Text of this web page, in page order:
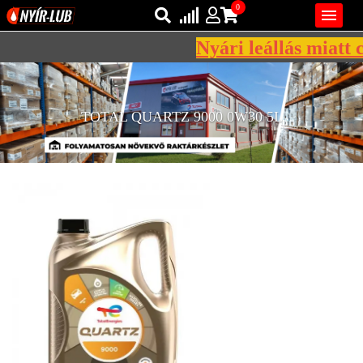
REGISZTRÁCIÓ
KENŐANYAGOK
MÁRKÁK
NORMÁK
VISZKOZITÁSOK
ADALÉKOK

Bejelentkezés
Regisztráció
0
AZ ÖN KOSARA ÜRES
Nyári leállás miatt
TOTAL QUARTZ 9000 0W30 5L